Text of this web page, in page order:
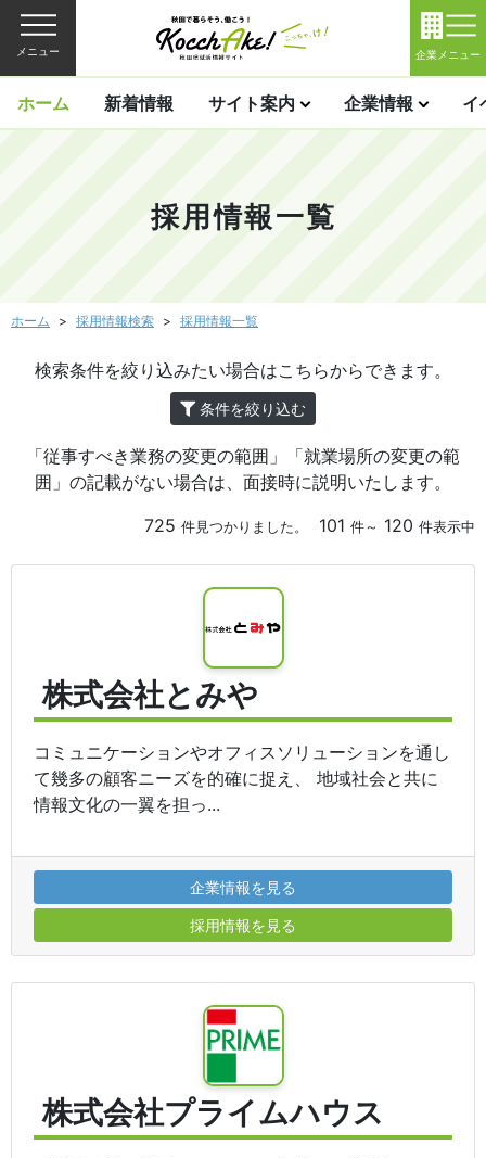
メニュー 企業メニュー
ホーム 新着情報 サイト案内 企業情報 イ
採用情報一覧
ホーム 採用情報検索 採用情報一覧
検索条件を絞り込みたい場合はこちらからできます。
条件を絞り込む
「従事すべき業務の変更の範囲」「就業場所の変更の範
囲」の記載がない場合は、面接時に説明いたします。
725 件見つかりました。 101 件～ 120 件表示中
株式会社とみや
コミュニケーションやオフィスソリューションを通し
て幾多の顧客ニーズを的確に捉え、 地域社会と共に
情報文化の一翼を担っ...
企業情報を見る
採用情報を見る
株式会社プライムハウス